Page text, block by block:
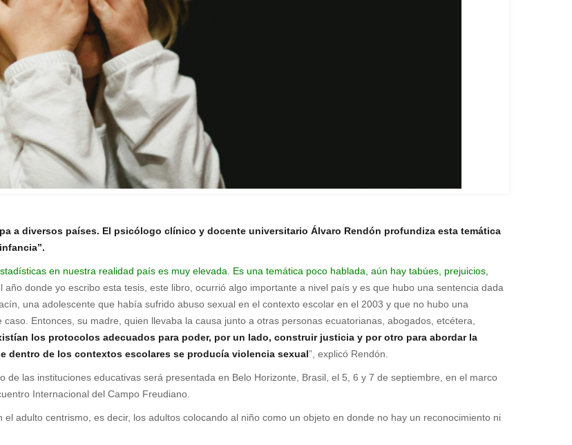
a diversos países. El psicólogo clínico y docente universitario Álvaro Rendón profundiza esta temática
en nuestra realidad país es muy elevada. Es una temática poco hablada, aún hay tabúes, prejuicios,
año donde yo escribo esta tesis, este libro, ocurrió algo importante a nivel país y es que hubo una sentencia dada
una adolescente que había sufrido abuso sexual en el contexto escolar en el 2003 y que no hubo una
Entonces, su madre, quien llevaba la causa junto a otras personas ecuatorianas, abogados, etcétera,
los protocolos adecuados para poder, por un lado, construir justicia y por otro para abordar la
dentro de los contextos escolares se producía violencia sexual”, explicó Rendón.
las instituciones educativas será presentada en Belo Horizonte, Brasil, el 5, 6 y 7 de septiembre, en el marco
Internacional del Campo Freudiano.
adulto centrismo, es decir, los adultos colocando al niño como un objeto en donde no hay un reconocimiento ni